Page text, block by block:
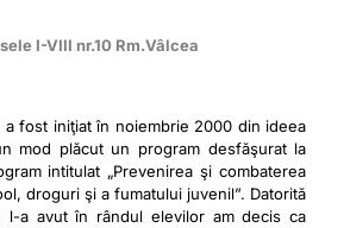
I-VIII nr.10 Rm.Vâlcea
iniţiat în noiembrie 2000 din ideea
mod plăcut un program desfăşurat la
intitulat „Prevenirea şi combaterea
droguri şi a fumatului juvenil”. Datorită
l-a avut în rândul elevilor am decis ca